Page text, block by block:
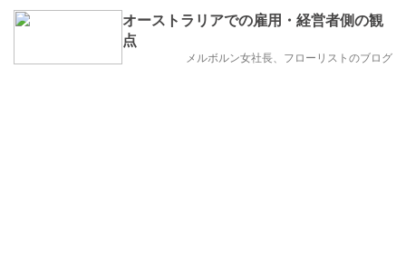
オーストラリアでの雇用・経営者側の観
点
メルボルン女社長、フローリストのブログ